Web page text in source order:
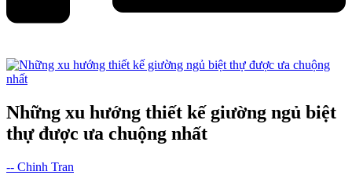
Những xu hướng thiết kế giường ngủ biệt
thự được ưa chuộng nhất
-- Chinh Tran